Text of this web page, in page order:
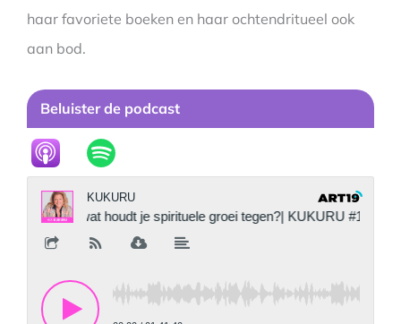
haar favoriete boeken en haar ochtendritueel ook
aan bod.
Beluister de podcast